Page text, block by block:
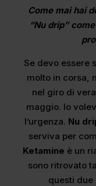
Come mai hai
“Nu drip”
Se devo essere
molto in corsa,
nel giro di
maggio. Io
l’urgenza. Nu
serviva per
Ketamine è un
sono ritrovato
questi due